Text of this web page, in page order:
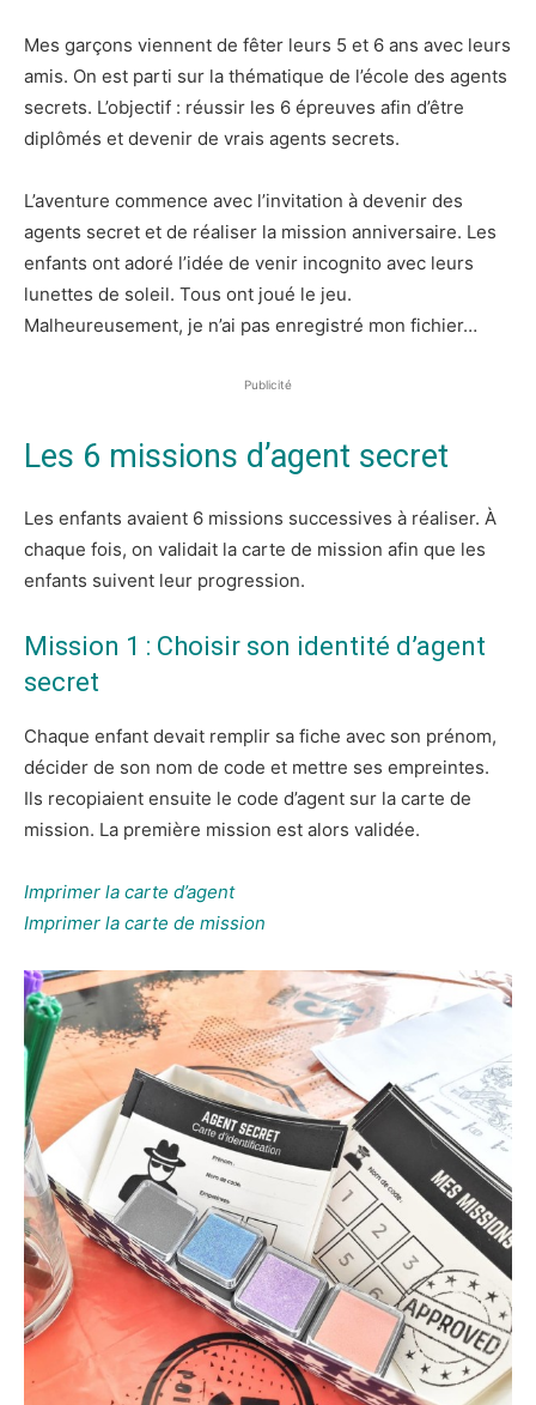
Mes garçons viennent de fêter leurs 5 et 6 ans avec leurs
amis. On est parti sur la thématique de l’école des agents
secrets. L’objectif : réussir les 6 épreuves afin d’être
diplômés et devenir de vrais agents secrets.
L’aventure commence avec l’invitation à devenir des
agents secret et de réaliser la mission anniversaire. Les
enfants ont adoré l’idée de venir incognito avec leurs
lunettes de soleil. Tous ont joué le jeu.
Malheureusement, je n’ai pas enregistré mon fichier…
Publicité
Les 6 missions d’agent secret
Les enfants avaient 6 missions successives à réaliser. À
chaque fois, on validait la carte de mission afin que les
enfants suivent leur progression.
Mission 1 : Choisir son identité d’agent
secret
Chaque enfant devait remplir sa fiche avec son prénom,
décider de son nom de code et mettre ses empreintes.
Ils recopiaient ensuite le code d’agent sur la carte de
mission. La première mission est alors validée.
Imprimer la carte d’agent
Imprimer la carte de mission